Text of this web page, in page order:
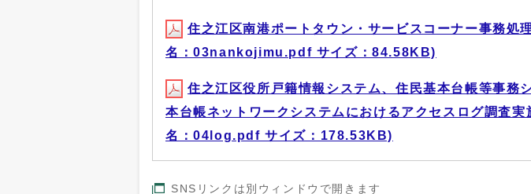
住之江区南港ポートタウン・サービスコーナー事務処
名：03nankojimu.pdf サイズ：84.58KB)
住之江区役所戸籍情報システム、住民基本台帳等事務
本台帳ネットワークシステムにおけるアクセスログ調査実
名：04log.pdf サイズ：178.53KB)
SNSリンクは別ウィンドウで開きます